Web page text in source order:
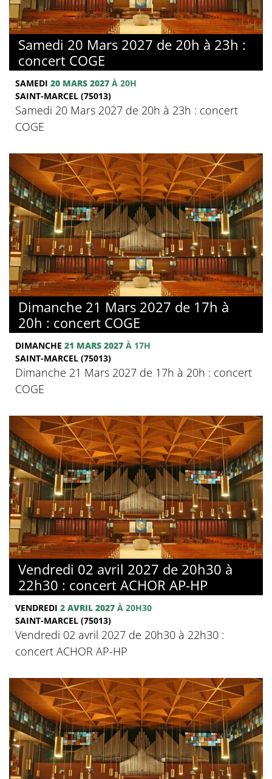
Samedi 20 Mars 2027 de 20h à 23h :
concert COGE
SAMEDI 20 MARS 2027 À 20H
SAINT-MARCEL (75013)
Samedi 20 Mars 2027 de 20h à 23h : concert
COGE
Dimanche 21 Mars 2027 de 17h à
20h : concert COGE
DIMANCHE 21 MARS 2027 À 17H
SAINT-MARCEL (75013)
Dimanche 21 Mars 2027 de 17h à 20h : concert
COGE
Vendredi 02 avril 2027 de 20h30 à
22h30 : concert ACHOR AP-HP
VENDREDI 2 AVRIL 2027 À 20H30
SAINT-MARCEL (75013)
Vendredi 02 avril 2027 de 20h30 à 22h30 :
concert ACHOR AP-HP